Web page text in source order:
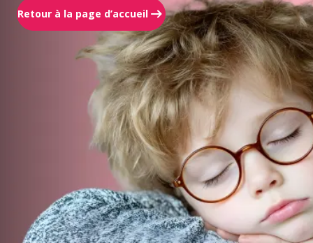
Retour à la page d’accueil